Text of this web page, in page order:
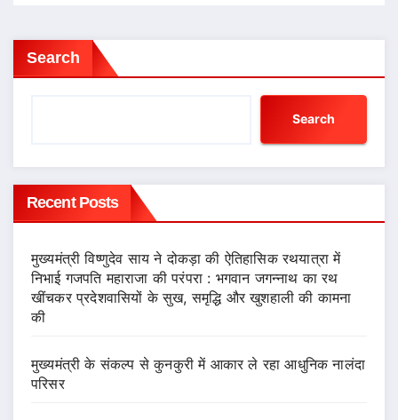
Search
Search
Recent Posts
मुख्यमंत्री विष्णुदेव साय ने दोकड़ा की ऐतिहासिक रथयात्रा में
निभाई गजपति महाराजा की परंपरा : भगवान जगन्नाथ का रथ
खींचकर प्रदेशवासियों के सुख, समृद्धि और खुशहाली की कामना
की
मुख्यमंत्री के संकल्प से कुनकुरी में आकार ले रहा आधुनिक नालंदा
परिसर